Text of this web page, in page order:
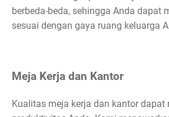
berbeda-beda, sehingga Anda dapat
sesuai dengan gaya ruang keluarga
Meja Kerja dan Kantor
Kualitas meja kerja dan kantor dapat